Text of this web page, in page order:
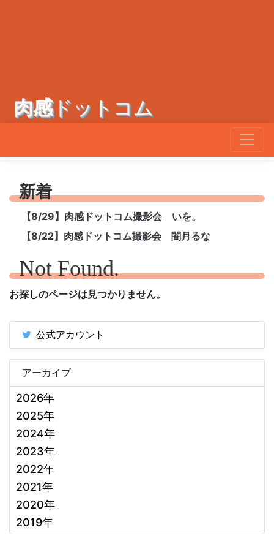
肉感ドットコム
新着
【8/29】肉感ドットコム撮影会 いを。
【8/22】肉感ドットコム撮影会 闇月るな
Not Found.
お探しのページは見つかりません。
公式アカウント
アーカイブ
2026年
2025年
2024年
2023年
2022年
2021年
2020年
2019年